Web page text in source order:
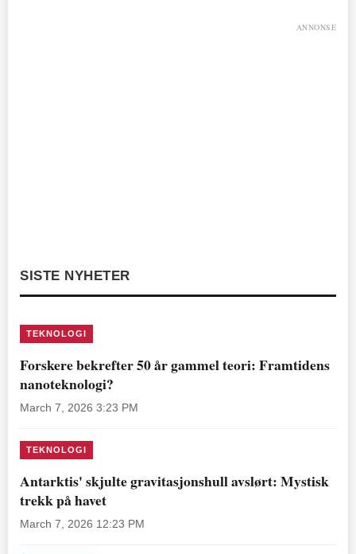
ANNONSE
SISTE NYHETER
TEKNOLOGI
Forskere bekrefter 50 år gammel teori: Framtidens
nanoteknologi?
March 7, 2026 3:23 PM
TEKNOLOGI
Antarktis' skjulte gravitasjonshull avslørt: Mystisk
trekk på havet
March 7, 2026 12:23 PM